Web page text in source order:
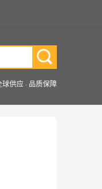
供应 · 品质保障